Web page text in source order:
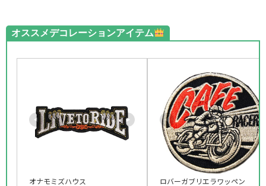
オススメデコレーションアイテム
オナモミズハウス ロバーガブリエラワッペン